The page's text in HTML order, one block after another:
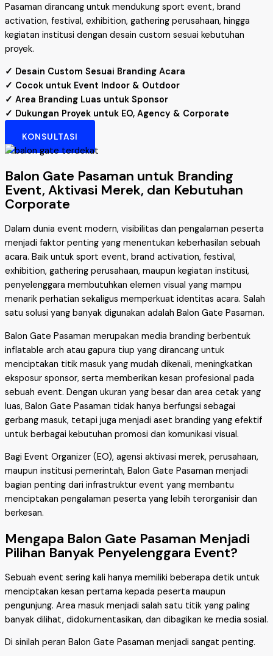
Pasaman dirancang untuk mendukung sport event, brand
activation, festival, exhibition, gathering perusahaan, hingga
kegiatan institusi dengan desain custom sesuai kebutuhan
proyek.
✓ Desain Custom Sesuai Branding Acara
✓ Cocok untuk Event Indoor & Outdoor
✓ Area Branding Luas untuk Sponsor
✓ Dukungan Proyek untuk EO, Agency & Corporate
KONSULTASI
Balon Gate Pasaman untuk Branding
Event, Aktivasi Merek, dan Kebutuhan
Corporate
Dalam dunia event modern, visibilitas dan pengalaman peserta
menjadi faktor penting yang menentukan keberhasilan sebuah
acara. Baik untuk sport event, brand activation, festival,
exhibition, gathering perusahaan, maupun kegiatan institusi,
penyelenggara membutuhkan elemen visual yang mampu
menarik perhatian sekaligus memperkuat identitas acara. Salah
satu solusi yang banyak digunakan adalah Balon Gate Pasaman.
Balon Gate Pasaman merupakan media branding berbentuk
inflatable arch atau gapura tiup yang dirancang untuk
menciptakan titik masuk yang mudah dikenali, meningkatkan
eksposur sponsor, serta memberikan kesan profesional pada
sebuah event. Dengan ukuran yang besar dan area cetak yang
luas, Balon Gate Pasaman tidak hanya berfungsi sebagai
gerbang masuk, tetapi juga menjadi aset branding yang efektif
untuk berbagai kebutuhan promosi dan komunikasi visual.
Bagi Event Organizer (EO), agensi aktivasi merek, perusahaan,
maupun institusi pemerintah, Balon Gate Pasaman menjadi
bagian penting dari infrastruktur event yang membantu
menciptakan pengalaman peserta yang lebih terorganisir dan
berkesan.
Mengapa Balon Gate Pasaman Menjadi
Pilihan Banyak Penyelenggara Event?
Sebuah event sering kali hanya memiliki beberapa detik untuk
menciptakan kesan pertama kepada peserta maupun
pengunjung. Area masuk menjadi salah satu titik yang paling
banyak dilihat, didokumentasikan, dan dibagikan ke media sosial.
Di sinilah peran Balon Gate Pasaman menjadi sangat penting.